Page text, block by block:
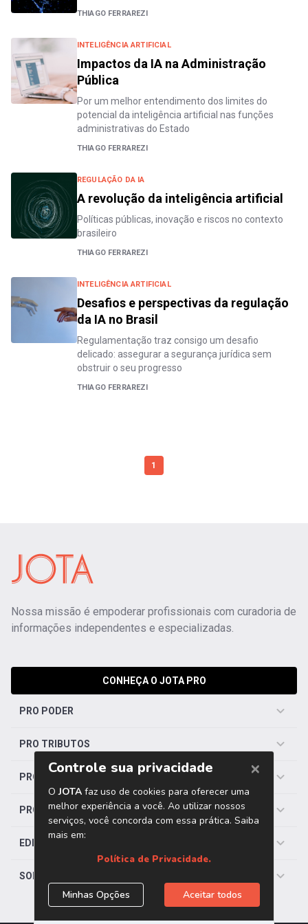
THIAGO FERRAREZI
INTELIGÊNCIA ARTIFICIAL
Impactos da IA na Administração
Pública
Por um melhor entendimento dos limites do
potencial da inteligência artificial nas funções
administrativas do Estado
THIAGO FERRAREZI
REGULAÇÃO DA IA
A revolução da inteligência artificial
Políticas públicas, inovação e riscos no contexto
brasileiro
THIAGO FERRAREZI
INTELIGÊNCIA ARTIFICIAL
Desafios e perspectivas da regulação
da IA no Brasil
Regulamentação traz consigo um desafio
delicado: assegurar a segurança jurídica sem
obstruir o seu progresso
THIAGO FERRAREZI
1
Nossa missão é empoderar profissionais com curadoria de
informações independentes e especializadas.
CONHEÇA O JOTA PRO
PRO PODER
PRO TRIBUTOS
PRO TRABALHISTA
PRO SAÚDE
EDITORIAS
SOBRE O JOTA